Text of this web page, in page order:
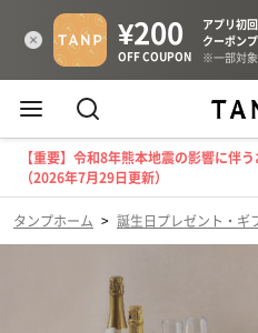
【重要】令和8年熊本地震の影響に伴
（2026年7月29日更新）
タンプホーム > 誕生日プレゼント・ギ